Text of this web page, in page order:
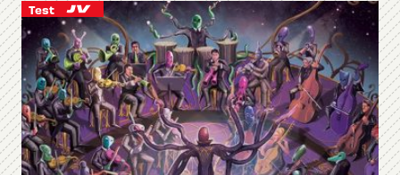
Test